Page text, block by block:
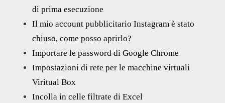
di prima esecuzione
Il mio account pubblicitario Instagram è stato
chiuso, come posso aprirlo?
Importare le password di Google Chrome
Impostazioni di rete per le macchine virtuali
Viritual Box
Incolla in celle filtrate di Excel